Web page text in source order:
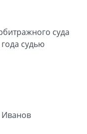
суда
судью
Иванов